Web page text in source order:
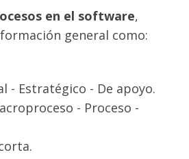
en el software,
general como:
- Estratégico - De apoyo.
- Proceso -